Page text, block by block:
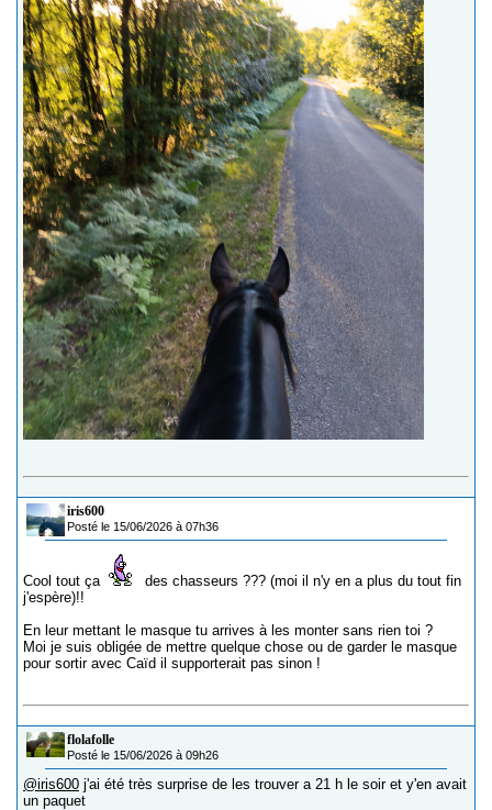
iris600
Posté le 15/06/2026 à 07h36
Cool tout ça
des chasseurs ??? (moi il n'y en a plus du tout fin
j'espère)!!
En leur mettant le masque tu arrives à les monter sans rien toi ?
Moi je suis obligée de mettre quelque chose ou de garder le masque
pour sortir avec Caïd il supporterait pas sinon !
flolafolle
Posté le 15/06/2026 à 09h26
@iris600 j'ai été très surprise de les trouver a 21 h le soir et y'en avait
un paquet